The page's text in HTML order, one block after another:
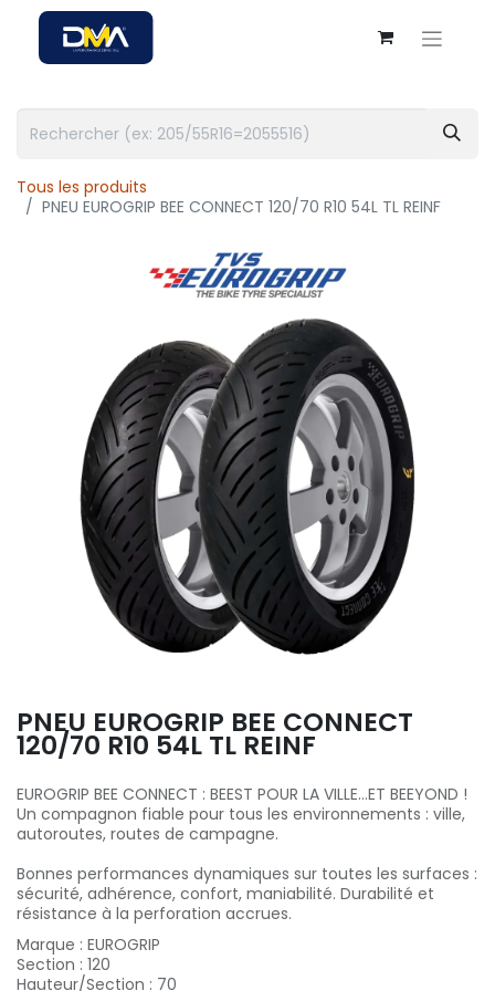
Tous les produits
PNEU EUROGRIP BEE CONNECT 120/70 R10 54L TL REINF
PNEU EUROGRIP BEE CONNECT
120/70 R10 54L TL REINF
EUROGRIP BEE CONNECT : BEEST POUR LA VILLE...ET BEEYOND !
Un compagnon fiable pour tous les environnements : ville,
autoroutes, routes de campagne.
Bonnes performances dynamiques sur toutes les surfaces :
sécurité, adhérence, confort, maniabilité. Durabilité et
résistance à la perforation accrues.
Marque : EUROGRIP
Section : 120
Hauteur/Section : 70